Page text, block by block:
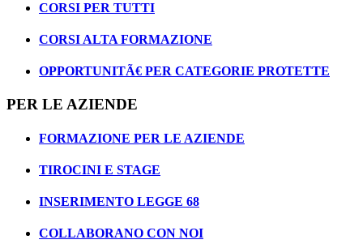
CORSI PER TUTTI
CORSI ALTA FORMAZIONE
OPPORTUNITÃ€ PER CATEGORIE PROTETTE
PER LE AZIENDE
FORMAZIONE PER LE AZIENDE
TIROCINI E STAGE
INSERIMENTO LEGGE 68
COLLABORANO CON NOI